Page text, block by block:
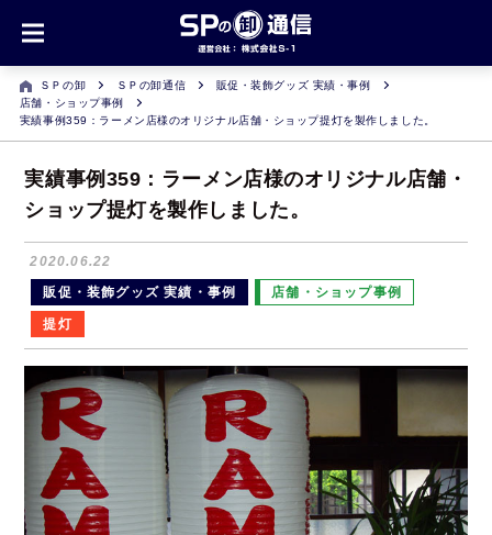
ＳＰの卸 ＳＰの卸通信
販促・装飾グッズ 実績・事例
店舗・ショップ事例
実績事例359：ラーメン店様のオリジナル店舗・ショップ提灯を製作しました。
実績事例359：ラーメン店様のオリジナル店舗・
ショップ提灯を製作しました。
2020.06.22
販促・装飾グッズ 実績・事例
店舗・ショップ事例
提灯